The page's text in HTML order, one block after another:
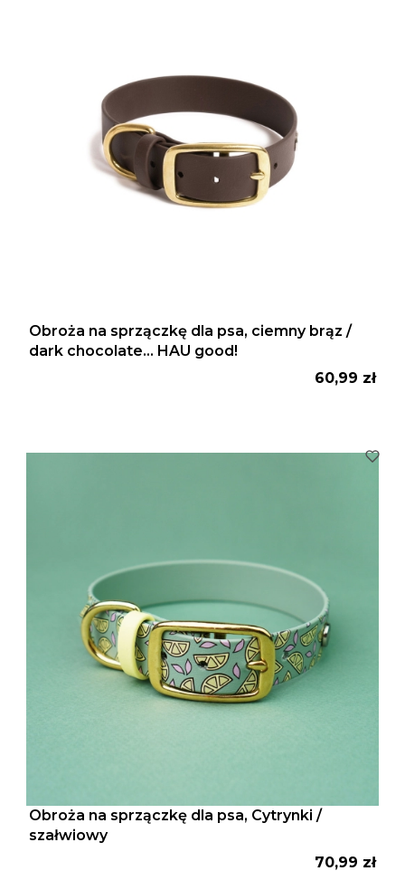
Obroża na sprzączkę dla psa, ciemny brąz /
dark chocolate... HAU good!
Cena
60,99 zł
Obroża na sprzączkę dla psa, Cytrynki /
szałwiowy
Cena
70,99 zł